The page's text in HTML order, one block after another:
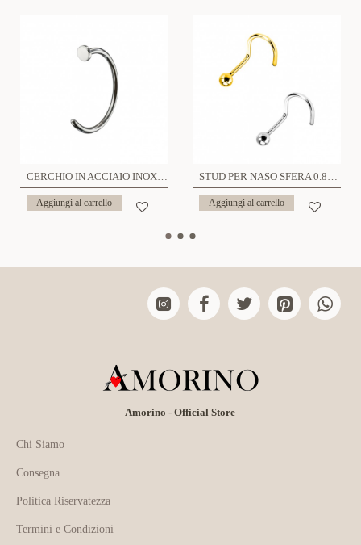
CERCHIO IN ACCIAIO INOX SPESSORE 0.8MM - 6621124079686/79693/83249
Aggiungi al carrello
STUD PER NASO SFERA 0.8MM - 6621124079891/79907/83331
Aggiungi al carrello
Amorino - Official Store
Chi Siamo
Consegna
Politica Riservatezza
Termini e Condizioni